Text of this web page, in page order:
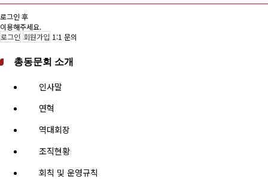
로그인 후
이용해주세요.
로그인 회원가입 1:1 문의
총동문회 소개
인사말
연혁
역대회장
조직현황
회칙 및 운영규칙